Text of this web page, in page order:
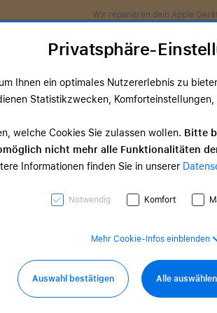
Wir reparieren dein Apple
TV & Home Zubehör
Zubehör
Zubehör
Privatsphäre-
Ihnen ein optimales Nutzererlebnis zu
Statistikzwecken,
welche Cookies Sie zulassen wollen. Bitte
nicht mehr alle Funktionalitäten
Informationen finden Sie in unserer
Notwendig Komfort
Mehr Cookie-Infos einblenden
Auswahl bestätigen Alle